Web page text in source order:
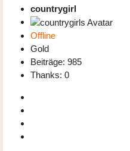
countrygirl
Offline
Gold
Beiträge: 985
Thanks: 0